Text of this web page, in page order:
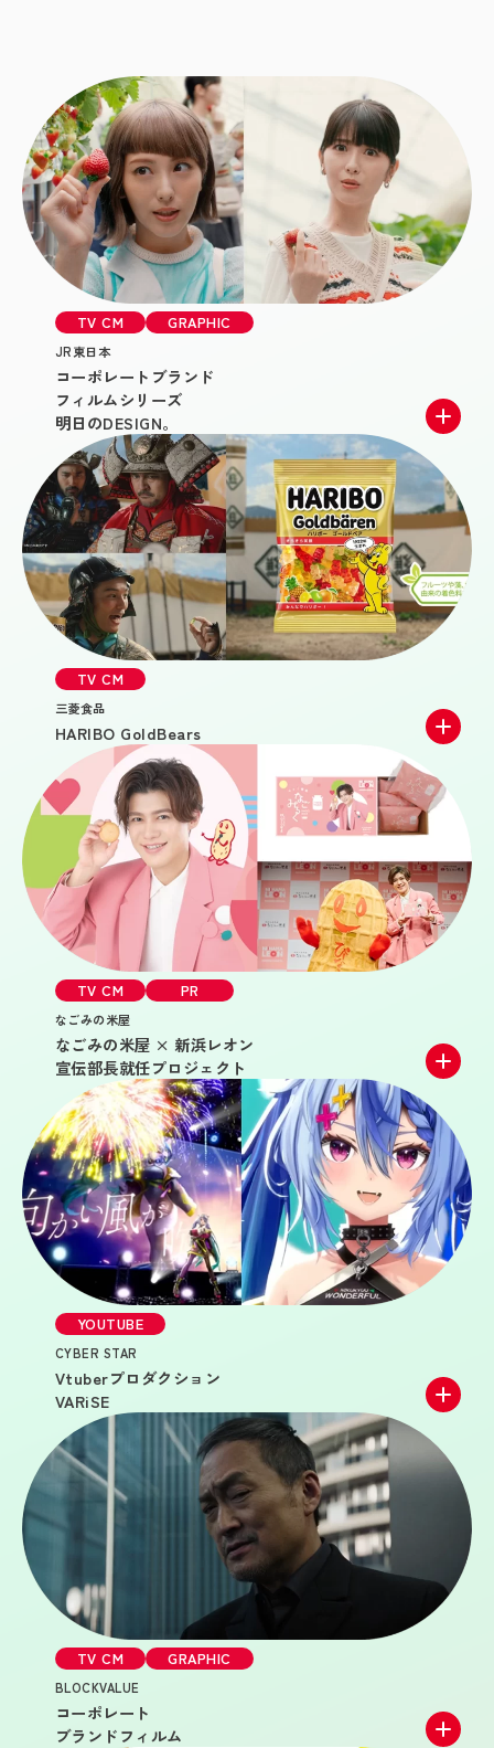
TV CM GRAPHIC
JR東日本
コーポレートブランド
フィルムシリーズ
明日のDESIGN。
TV CM/GRAPHIC
JR東日本の企業広告「明日のデザイン」シリーズ第七
弾。本作では、物流の未来をテーマに、これからの社会
を支える新たな可能性を描く。
浜辺美波さんが現代の大学生役と未来の娘役を一人二役
で演じ、時代を超えた視点から未来への想いを表現。
Creative Director _Yu Katsuura
Business Producer _Sota Futagami
Film Producer _Munekazu Uchida
Production Manager _Zhao Changhao
TV CM
三菱食品
HARIBO GoldBears
TV CM
創業100周年・世界140カ国以上で展開するグミブランド
「HARIBO」の日本国内第2弾TVCM。好評だった第1弾に
続き、今回は戦国時代の鎧武者がKids Voiceにのせて美
味しさを伝えている。前回同様、日本市場向けにローカ
ライズし、ブランドの楽しさ・幸福感を強く印象づける
ことを目的としている。
Film Producer _Takao Kuramoto
TV CM PR
なごみの米屋
なごみの米屋 × 新浜レオン
宣伝部長就任プロジェクト
TV CM/ PR
創業120年の老舗和菓子ブランド「なごみの米屋」の次
世代ファン獲得に向け、人気歌手・新浜レオン氏の起用
を軸に、限定パッケージ開発やSNSキャンペーン、店頭
施策を連動させた。認知から購買、ファン化までをフル
ファネルで支援し、ブランドリニューアルを総合プロデ
ュース。
Creative Planner _ Momo Kato
YOUTUBE
CYBER STAR
Vtuberプロダクション
VARiSE
TV CM GRAPHIC
BLOCKVALUE
コーポレート
ブランドフィルム